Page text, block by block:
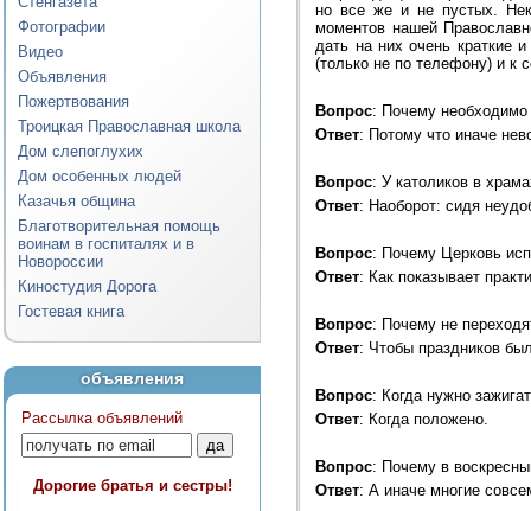
Фотографии
Видео
Объявления
Пожертвования
Троицкая Православная школа
Дом слепоглухих
Дом особенных людей
Казачья община
Благотворительная помощь
воинам в госпиталях и в
Новороссии
Киностудия Дорога
Гостевая книга
объявления
Рассылка объявлений
Дорогие братья и сестры!
но все же и не пустых.
моментов нашей
дать на них очень краткие
(только не по телефону) и к
Вопрос: Почему
Ответ: Потому что иначе
Вопрос: У католиков в
Ответ: Наоборот: сидя
Вопрос: Почему Церковь
Ответ: Как показывает
Вопрос: Почему не
Ответ: Чтобы праздников
Вопрос: Когда нужно
Ответ: Когда положено.
Вопрос: Почему в
Ответ: А иначе многие